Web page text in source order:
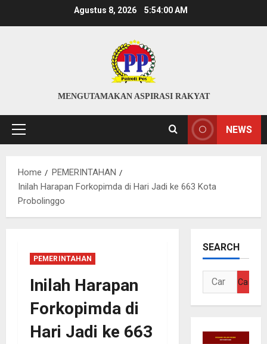
Agustus 8, 2026 5:54:01 AM
MENGUTAMAKAN ASPIRASI RAKYAT
Primary
NEWS
Home
PEMERINTAHAN
Inilah Harapan Forkopimda di Hari Jadi ke 663 Kota
Probolinggo
PEMERINTAHAN
Inilah Harapan
Forkopimda di
Hari Jadi ke 663
SEARCH
Cari
untuk: